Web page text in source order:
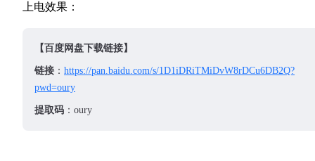
上电效果：
【百度网盘下载链接】
链接 ： https://pan.baidu.com/s/1D1iDRiTMiDvW8rDCu6DB2Q?
pwd=oury
提取码 ：oury